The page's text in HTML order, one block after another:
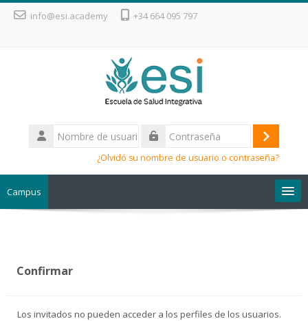
Salta al contenido principal
info@esi.academy +34 664 095 797
Nombre
de
Acceder
¿Olvidó su nombre de usuario o contraseña?
Campus
Confirmar
Los invitados no pueden acceder a los perfiles de los usuarios.